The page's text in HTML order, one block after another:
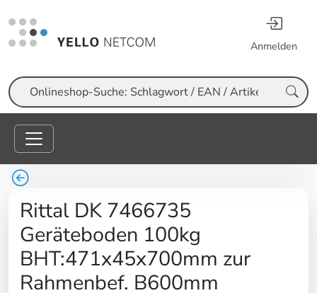
Anmelden
Suche
Rittal DK 7466735
Geräteboden 100kg
BHT:471x45x700mm zur
Rahmenbef. B600mm